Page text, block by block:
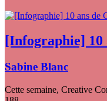
[Infographie] 10
Sabine Blanc
Cette semaine, Creative